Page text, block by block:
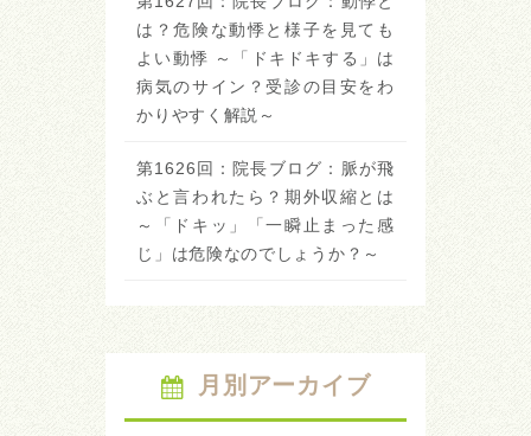
は？危険な動悸と様子を見ても
よい動悸 ～「ドキドキする」は
病気のサイン？受診の目安をわ
かりやすく解説～
第1626回：院長ブログ：脈が飛
ぶと言われたら？期外収縮とは
～「ドキッ」「一瞬止まった感
じ」は危険なのでしょうか？～
月別アーカイブ